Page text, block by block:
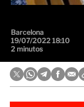
Barcelona
19/07/2022 18:10
2 minutos